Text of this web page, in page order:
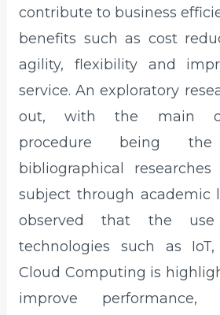
contribute to business
benefits such as cost
agility, flexibility and
service. An exploratory
out, with the main
procedure being
bibliographical
subject through academic
observed that the use
technologies such as
Cloud Computing is
improve